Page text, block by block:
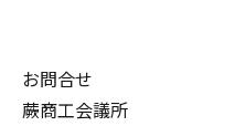
お問合せ
蕨商工会議所